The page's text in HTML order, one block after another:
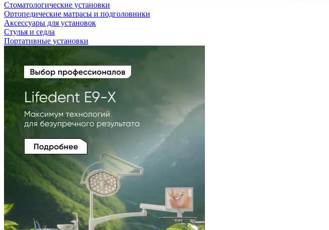
Стоматологические установки
Ортопедические матрасы и подголовники
Аксессуары для установок
Стулья и седла
Портативные установки